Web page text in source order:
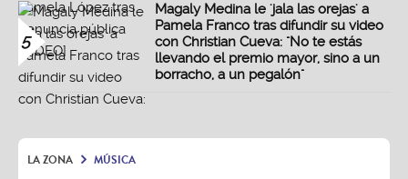
5
Magaly Medina le 'jala las orejas' a
Pamela Franco tras difundir su video
con Christian Cueva: "No te estás
llevando el premio mayor, sino a un
borracho, a un pegalón"
LA ZONA MÚSICA